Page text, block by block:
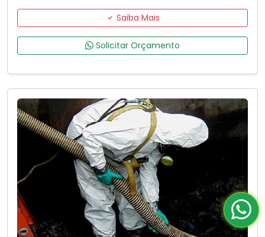
Saiba Mais
Solicitar Orçamento